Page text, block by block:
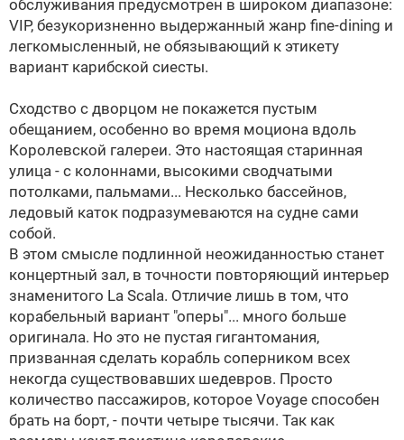
обслуживания предусмотрен в широком диапазоне:
VIP, безукоризненно выдержанный жанр fine-dining и
легкомысленный, не обязывающий к этикету
вариант карибской сиесты.
Сходство с дворцом не покажется пустым
обещанием, особенно во время моциона вдоль
Королевской галереи. Это настоящая старинная
улица - с колоннами, высокими сводчатыми
потолками, пальмами... Несколько бассейнов,
ледовый каток подразумеваются на судне сами
собой.
В этом смысле подлинной неожиданностью станет
концертный зал, в точности повторяющий интерьер
знаменитого La Scala. Отличие лишь в том, что
корабельный вариант "оперы"... много больше
оригинала. Но это не пустая гигантомания,
призванная сделать корабль соперником всех
некогда существовавших шедевров. Просто
количество пассажиров, которое Voyage способен
брать на борт, - почти четыре тысячи. Так как